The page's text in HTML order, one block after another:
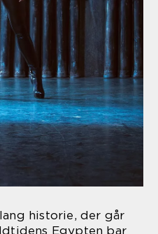
historie, der går
Egypten bar